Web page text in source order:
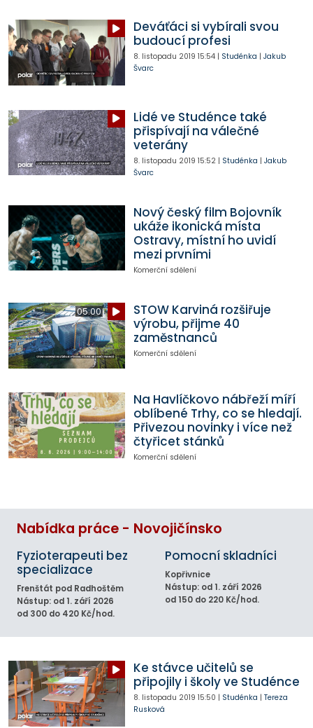
Deváťáci si vybírali svou
budoucí profesi
8. listopadu 2019 15:54| Studénka | Jakub
Švarc
Lidé ve Studénce také
přispívají na válečné
veterány
8. listopadu 2019 15:52| Studénka | Jakub
Švarc
Nový český film Bojovník
ukáže ikonická místa
Ostravy, místní ho uvidí
mezi prvními
Komerční sdělení
05:00
STOW Karviná rozšiřuje
výrobu, přijme 40
zaměstnanců
Komerční sdělení
Na Havlíčkovo nábřeží míří
oblíbené Trhy, co se hledají.
Přivezou novinky i více než
čtyřicet stánků
Komerční sdělení
Nabídka práce - Novojičínsko
Fyzioterapeuti bez
specializace
Frenštát pod Radhoštěm
Nástup: od 1. září 2026
od 300 do 420 Kč/hod.
Pomocní skladníci
Kopřivnice
Nástup: od 1. září 2026
od 150 do 220 Kč/hod.
Ke stávce učitelů se
připojily i školy ve Studénce
8. listopadu 2019 15:50 | Studénka | Tereza
Rusková